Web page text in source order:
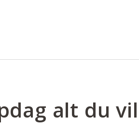
alt du